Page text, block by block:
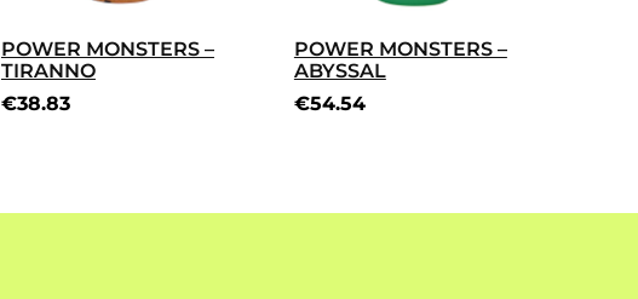
POWER MONSTERS –
TIRANNO
€38.83
POWER MONSTERS –
ABYSSAL
€54.54